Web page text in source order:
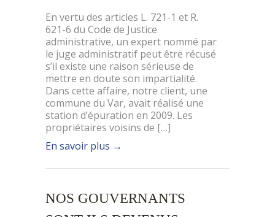
En vertu des articles L. 721-1 et R.
621-6 du Code de Justice
administrative, un expert nommé par
le juge administratif peut être récusé
s’il existe une raison sérieuse de
mettre en doute son impartialité.
Dans cette affaire, notre client, une
commune du Var, avait réalisé une
station d’épuration en 2009. Les
propriétaires voisins de […]
En savoir plus →
NOS GOUVERNANTS